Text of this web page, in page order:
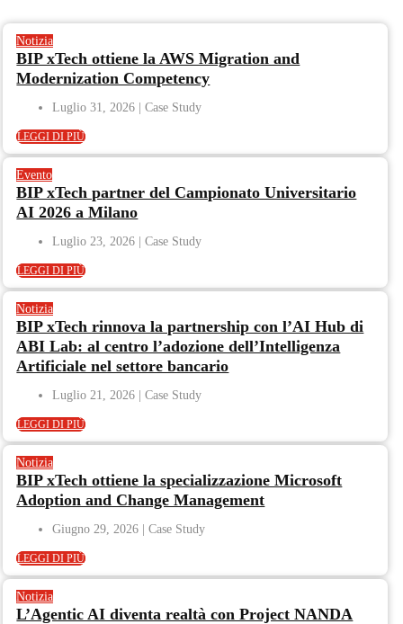
Notizia
BIP xTech ottiene la AWS Migration and
Modernization Competency
Luglio 31, 2026
LEGGI DI PIÙ
Evento
BIP xTech partner del Campionato Universitario
AI 2026 a Milano
Luglio 23, 2026
LEGGI DI PIÙ
Notizia
BIP xTech rinnova la partnership con l’AI Hub di
ABI Lab: al centro l’adozione dell’Intelligenza
Artificiale nel settore bancario
Luglio 21, 2026
LEGGI DI PIÙ
Notizia
BIP xTech ottiene la specializzazione Microsoft
Adoption and Change Management
Giugno 29, 2026
LEGGI DI PIÙ
Notizia
L’Agentic AI diventa realtà con Project NANDA